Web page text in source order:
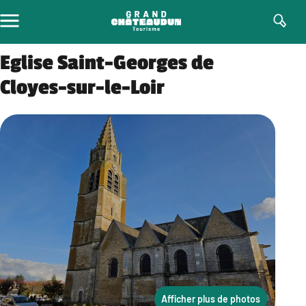
au
contenu
Eglise Saint-Georges de
Cloyes-sur-le-Loir
Afficher plus de photos